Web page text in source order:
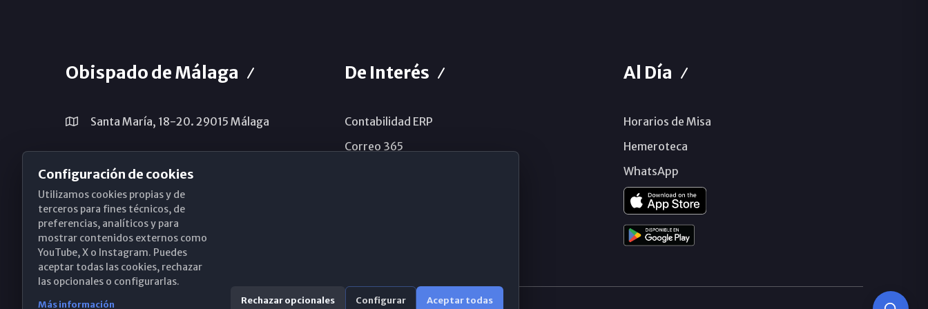
Obispado de Málaga
Santa María, 18-20. 29015 Málaga
obispado@diocesismalaga.es
De Interés
Contabilidad ERP
Correo 365
Al Día
Horarios de Misa
Hemeroteca
WhatsApp
Configuración de cookies
Utilizamos cookies propias y de
terceros para fines técnicos, de
preferencias, analíticos y para
mostrar contenidos externos como
YouTube, X o Instagram. Puedes
aceptar todas las cookies, rechazar
las opcionales o configurarlas.
Más información Rechazar opcionales Configurar Aceptar todas